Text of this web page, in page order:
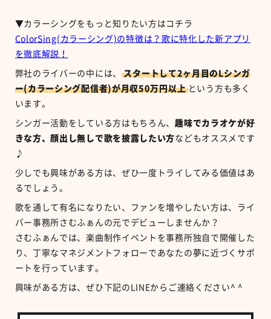
▼カラーシングをもっと知りたい方はコチラ
ColorSing(カラーシング)の特徴は？歌に特化した新アプリ
を徹底解説！
弊社のライバーの中には、
スタートして2ヶ月目のLシンガ
ー(カラーシング配信者)が月収50万円以上 という方も多く
います。
シンガー活動をしている方はもちろん、趣味でカラオケが好
きな方、顔出し無しで歌を披露したい方などもオススメです
♪
少しでも興味がある方は、ぜひ一度トライしてみる価値はあ
るでしょう。
歌を通して有名になりたい、ファンを増やしたい方は、ライ
バー事務所さむふぁんの元でデビューしませんか？
さむふぁんでは、楽曲制作イベントを事務所独自で開催した
り、丁寧なマネジメントフォローであなたの夢に近づくサポ
ートを行っています。
興味がある方は、ぜひ下記のLINEからご連絡ください^ ^